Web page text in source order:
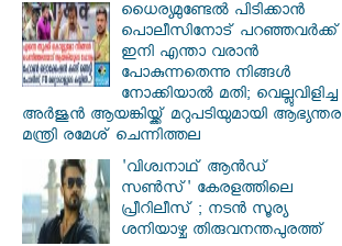
ധൈര്യമുണ്ടേൽ പിടിക്കാൻ
പൊലീസിനോട് പറഞ്ഞവർക്ക്
ഇനി എന്താ വരാൻ
പോകുന്നതെന്നു നിങ്ങൾ
നോക്കിയാൽ മതി; വെല്ലുവിളിച്ച
അർജുൻ ആയങ്കിയ്ക്ക് മറുപടിയുമായി ആഭ്യന്തര
മന്ത്രി രമേശ് ചെന്നിത്തല
'വിശ്വനാഥ് ആന്‍ഡ്
സണ്‍സ്' കേരളത്തിലെ
പ്രീറിലീസ് ; നടന്‍ സൂര്യ
ശനിയാഴ്ച തിരുവനന്തപുരത്ത്